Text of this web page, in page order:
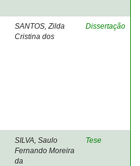
SANTOS, Zilda
Cristina dos
Dissertação
SILVA, Saulo
Fernando Moreira
da
Tese